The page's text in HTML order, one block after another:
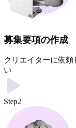
募集要項の作成
クリエイターに依
い
Step2